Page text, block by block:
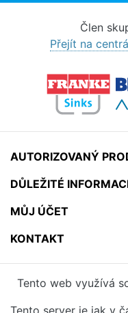
Člen
Přejít na
AUTORIZOVANÝ
DŮLEŽITÉ
MŮJ ÚČET
KONTAKT
Tento web využívá